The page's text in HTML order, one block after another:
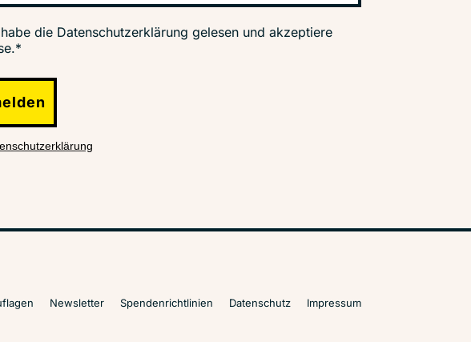
die Datenschutzerklärung gelesen und akzeptiere
Newsletter Spendenrichtlinien Datenschutz Impressum